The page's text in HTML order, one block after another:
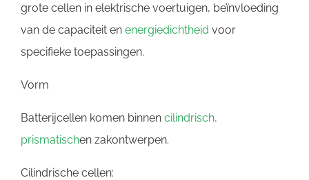
grote cellen in elektrische voertuigen, beïnvloeding
van de capaciteit en energiedichtheid voor
specifieke toepassingen.
Vorm
Batterijcellen komen binnen cilindrisch,
prismatischen zakontwerpen.
Cilindrische cellen: